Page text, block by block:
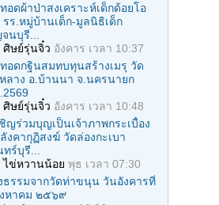
อดผ้าป่าสงเคราะห์เด็กด้อยโอ
รร.หมู่บ้านเด็ก-มูลนิธิเด็ก
นบุรี...
ศิษย์รุ่นจิ๋ว อังคาร เวลา 10:37
อดกฐินสมทบทุนสร้างเมรุ วัด
ลาง อ.บ้านนา จ.นครนายก
ศิษย์รุ่นจิ๋ว อังคาร เวลา 10:48
ญร่วมบุญเป็นเจ้าภาพกระเบื้อง
งคากุฏิสงฆ์ วัดล่องกะเบา
ร์บุรี...
ไข่หวานน้อย พุธ เวลา 07:30
ธรรมจากวัดท่าขนุน วันอังคารที่
หาคม ๒๕๖๙